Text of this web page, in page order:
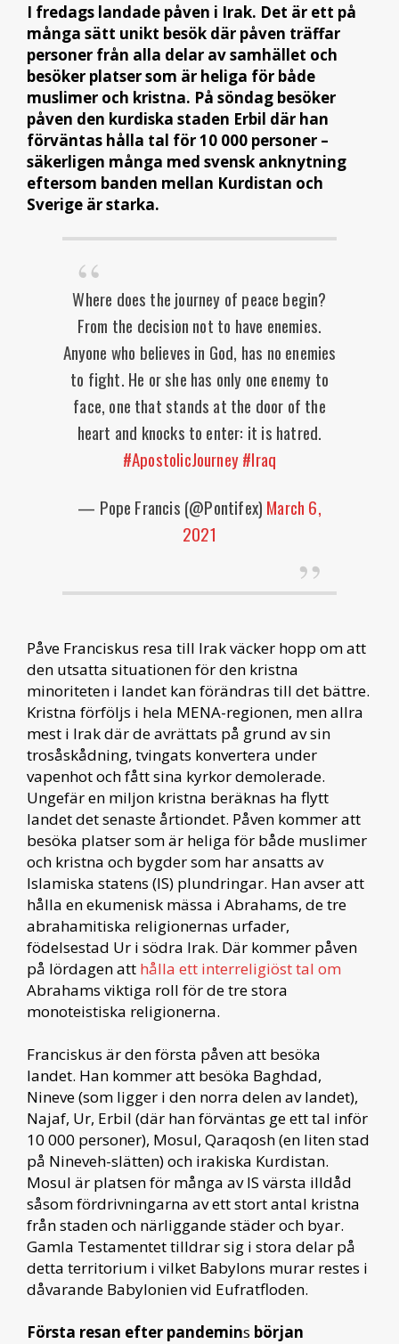
I fredags landade påven i Irak. Det är ett på
många sätt unikt besök där påven träffar
personer från alla delar av samhället och
besöker platser som är heliga för både
muslimer och kristna. På söndag besöker
påven den kurdiska staden Erbil där han
förväntas hålla tal för 10 000 personer –
säkerligen många med svensk anknytning
eftersom banden mellan Kurdistan och
Sverige är starka.
Where does the journey of peace begin?
From the decision not to have enemies.
Anyone who believes in God, has no enemies
to fight. He or she has only one enemy to
face, one that stands at the door of the
heart and knocks to enter: it is hatred.
#ApostolicJourney#Iraq
— Pope Francis (@Pontifex) March 6,
2021
Påve Franciskus resa till Irak väcker hopp om att
den utsatta situationen för den kristna
minoriteten i landet kan förändras till det bättre.
Kristna förföljs i hela MENA-regionen, men allra
mest i Irak där de avrättats på grund av sin
trosåskådning, tvingats konvertera under
vapenhot och fått sina kyrkor demolerade.
Ungefär en miljon kristna beräknas ha flytt
landet det senaste årtiondet. Påven kommer att
besöka platser som är heliga för både muslimer
och kristna och bygder som har ansatts av
Islamiska statens (IS) plundringar. Han avser att
hålla en ekumenisk mässa i Abrahams, de tre
abrahamitiska religionernas urfader,
födelsestad Ur i södra Irak. Där kommer påven
på lördagen att hålla ett interreligiöst tal om
Abrahams viktiga roll för de tre stora
monoteistiska religionerna.
Franciskus är den första påven att besöka
landet. Han kommer att besöka Baghdad,
Nineve (som ligger i den norra delen av landet),
Najaf, Ur, Erbil (där han förväntas ge ett tal inför
10 000 personer), Mosul, Qaraqosh (en liten stad
på Nineveh-slätten) och irakiska Kurdistan.
Mosul är platsen för många av IS värsta illdåd
såsom fördrivningarna av ett stort antal kristna
från staden och närliggande städer och byar.
Gamla Testamentet tilldrar sig i stora delar på
detta territorium i vilket Babylons murar restes i
dåvarande Babylonien vid Eufratfloden.
Första resan efter pandemins början